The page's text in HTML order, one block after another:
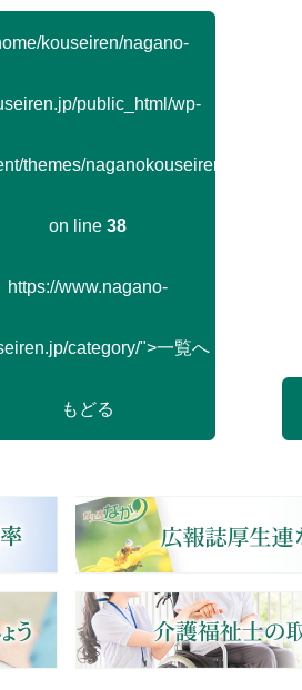
kouseiren/nagano-
public_html/wp-
themes/naganokouseiren/single.php
on line 38
https://www.nagano-
category/">一覧へ
もどる